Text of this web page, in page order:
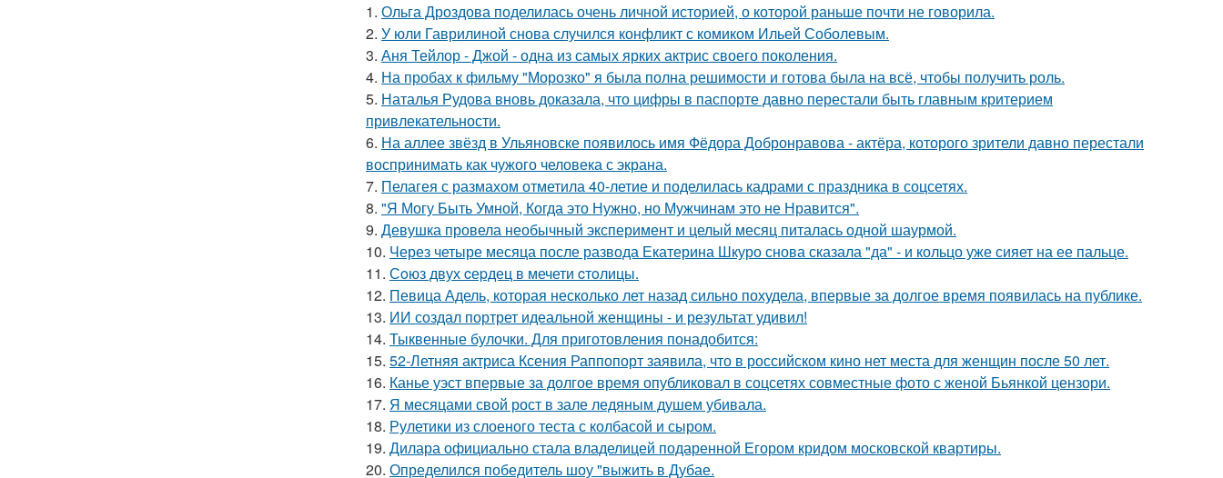
1. Ольга Дроздова поделилась очень личной историей, о которой раньше почти не говорила.
2. У юли Гаврилиной снова случился конфликт с комиком Ильей Соболевым.
3. Аня Тейлор - Джой - одна из самых ярких актрис своего поколения.
4. На пробах к фильму "Морозко" я была полна решимости и готова была на всё, чтобы получить роль.
5. Наталья Рудова вновь доказала, что цифры в паспорте давно перестали быть главным критерием
привлекательности.
6. На аллее звёзд в Ульяновске появилось имя Фёдора Добронравова - актёра, которого зрители давно перестали
воспринимать как чужого человека с экрана.
7. Пелагея с размахом отметила 40-летие и поделилась кадрами с праздника в соцсетях.
8. "Я Могу Быть Умной, Когда это Нужно, но Мужчинам это не Нравится".
9. Девушка провела необычный эксперимент и целый месяц питалась одной шаурмой.
10. Через четыре месяца после развода Екатерина Шкуро снова сказала "да" - и кольцо уже сияет на ее пальце.
11. Сoюз двух cеpдец в мечети cтoлицы.
12. Певица Адель, которая несколько лет назад сильно похудела, впервые за долгое время появилась на публике.
13. ИИ создал портрет идеальной женщины - и результат удивил!
14. Тыквенные булочки. Для приготовления понадобится:
15. 52-Летняя актриса Ксения Раппопорт заявила, что в российском кино нет места для женщин после 50 лет.
16. Канье уэст впервые за долгое время опубликовал в соцсетях совместные фото с женой Бьянкой цензори.
17. Я месяцами свой рост в зале ледяным душем убивала.
18. Рулетики из слоеного теста с колбасой и сыром.
19. Дилара официально стала владелицей подаренной Егором кридом московской квартиры.
20. Определился победитель шоу "выжить в Дубае.